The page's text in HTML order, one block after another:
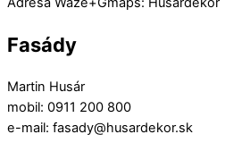
Fasády
Martin Husár
mobil: 0911 200 800
e-mail: fasady@husardekor.sk